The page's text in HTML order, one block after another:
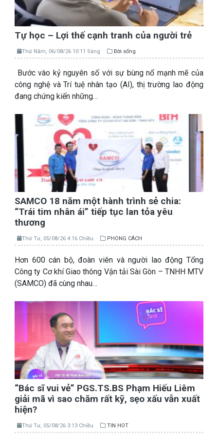
Tự học – Lợi thế cạnh tranh của người trẻ
Thứ Năm, 06/08/26 10:11 Sáng Đời sống
Bước vào kỷ nguyên số với sự bùng nổ mạnh mẽ của
công nghệ và Trí tuệ nhân tạo (AI), thị trường lao động
đang chứng kiến những…
SAMCO 18 năm một hành trình sẻ chia:
“Trái tim nhân ái” tiếp tục lan tỏa yêu
thương
Thứ Tư, 05/08/26 4:16 Chiều PHONG CÁCH
Hơn 600 cán bộ, đoàn viên và người lao động Tổng
Công ty Cơ khí Giao thông Vận tải Sài Gòn – TNHH MTV
(SAMCO) đã cùng nhau…
“Bác sĩ vui vẻ” PGS.TS.BS Phạm Hiếu Liêm
giải mã vì sao chăm rất kỹ, sẹo xấu vẫn xuất
hiện?
Thứ Tư, 05/08/26 3:13 Chiều TIN HOT